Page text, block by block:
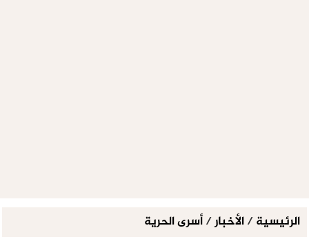
الرئيسية/الأخبار/أسرى الحرية